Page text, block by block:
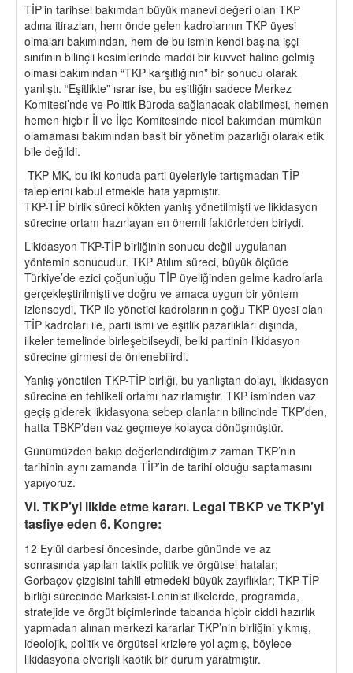
TİP’in tarihsel bakımdan büyük manevi değeri olan TKP
adına itirazları, hem önde gelen kadrolarının TKP üyesi
olmaları bakımından, hem de bu ismin kendi başına işçi
sınıfının bilinçli kesimlerinde maddi bir kuvvet haline gelmiş
olması bakımından “TKP karşıtlığının” bir sonucu olarak
yanlıştı. “Eşitlikte” ısrar ise, bu eşitliğin sadece Merkez
Komitesi’nde ve Politik Büroda sağlanacak olabilmesi, hemen
hemen hiçbir İl ve İlçe Komitesinde nicel bakımdan mümkün
olamaması bakımından basit bir yönetim pazarlığı olarak etik
bile değildi.
TKP MK, bu iki konuda parti üyeleriyle tartışmadan TİP
taleplerini kabul etmekle hata yapmıştır.
TKP-TİP birlik süreci kökten yanlış yönetilmişti ve likidasyon
sürecine ortam hazırlayan en önemli faktörlerden biriydi.
Likidasyon TKP-TİP birliğinin sonucu değil uygulanan
yöntemin sonucudur. TKP Atılım süreci, büyük ölçüde
Türkiye’de ezici çoğunluğu TİP üyeliğinden gelme kadrolarla
gerçekleştirilmişti ve doğru ve amaca uygun bir yöntem
izlenseydi, TKP ile yönetici kadrolarının çoğu TKP üyesi olan
TİP kadroları ile, parti ismi ve eşitlik pazarlıkları dışında,
ilkeler temelinde birleşebilseydi, belki partinin likidasyon
sürecine girmesi de önlenebilirdi.
Yanlış yönetilen TKP-TİP birliği, bu yanlıştan dolayı, likidasyon
sürecine en tehlikeli ortamı hazırlamıştır. TKP isminden vaz
geçiş giderek likidasyona sebep olanların bilincinde TKP’den,
hatta TBKP’den vaz geçmeye kolayca dönüşmüştür.
Günümüzden bakıp değerlendirdiğimiz zaman TKP’nin
tarihinin aynı zamanda TİP’in de tarihi olduğu saptamasını
yapıyoruz.
VI. TKP’yi likide etme kararı. Legal TBKP ve TKP’yi
tasfiye eden 6. Kongre:
12 Eylül darbesi öncesinde, darbe gününde ve az
sonrasında yapılan taktik politik ve örgütsel hatalar;
Gorbaçov çizgisini tahlil etmedeki büyük zayıflıklar; TKP-TİP
birliği sürecinde Marksist-Leninist ilkelerde, programda,
stratejide ve örgüt biçimlerinde tabanda hiçbir ciddi hazırlık
yapmadan alınan merkezi kararlar TKP’nin birliğini yıkmış,
ideolojik, politik ve örgütsel krizlere yol açmış, böylece
likidasyona elverişli kaotik bir durum yaratmıştır.